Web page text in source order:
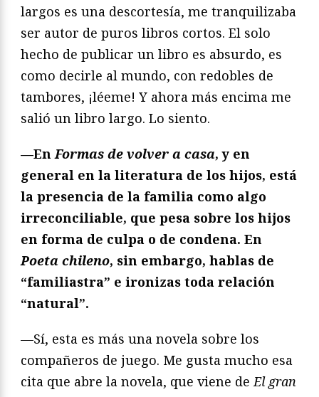
largos es una descortesía, me tranquilizaba
ser autor de puros libros cortos. El solo
hecho de publicar un libro es absurdo, es
como decirle al mundo, con redobles de
tambores, ¡léeme! Y ahora más encima me
salió un libro largo. Lo siento.
—En Formas de volver a casa, y en
general en la literatura de los hijos, está
la presencia de la familia como algo
irreconciliable, que pesa sobre los hijos
en forma de culpa o de condena. En
Poeta chileno, sin embargo, hablas de
“familiastra” e ironizas toda relación
“natural”.
—Sí, esta es más una novela sobre los
compañeros de juego. Me gusta mucho esa
cita que abre la novela, que viene de El gran